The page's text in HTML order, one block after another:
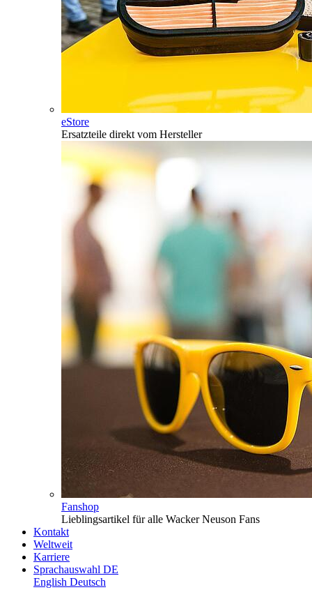
eStore
Ersatzteile direkt vom Hersteller
Fanshop
Lieblingsartikel für alle Wacker Neuson Fans
Kontakt
Weltweit
Karriere
Sprachauswahl DE
English Deutsch